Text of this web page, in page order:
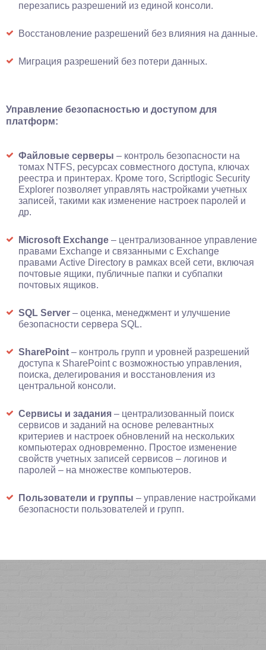
перезапись разрешений из единой консоли.
Восстановление разрешений без влияния на данные.
Миграция разрешений без потери данных.
Управление безопасностью и доступом для
платформ:
Файловые серверы – контроль безопасности на
томах NTFS, ресурсах совместного доступа, ключах
реестра и принтерах. Кроме того, Scriptlogic Security
Explorer позволяет управлять настройками учетных
записей, такими как изменение настроек паролей и
др.
Microsoft Exchange – централизованное управление
правами Exchange и связанными с Exchange
правами Active Directory в рамках всей сети, включая
почтовые ящики, публичные папки и субпапки
почтовых ящиков.
SQL Server – оценка, менеджмент и улучшение
безопасности сервера SQL.
SharePoint – контроль групп и уровней разрешений
доступа к SharePoint с возможностью управления,
поиска, делегирования и восстановления из
центральной консоли.
Сервисы и задания – централизованный поиск
сервисов и заданий на основе релевантных
критериев и настроек обновлений на нескольких
компьютерах одновременно. Простое изменение
свойств учетных записей сервисов – логинов и
паролей – на множестве компьютеров.
Пользователи и группы – управление настройками
безопасности пользователей и групп.